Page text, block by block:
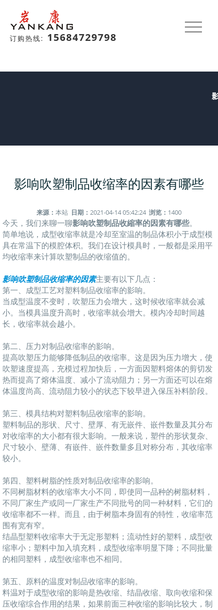
订购热线: 15684729798
影响吹塑制品收缩率的因素有哪些
来源： 本站 日期： 2021-04-14 05:42:24 浏览： 1400
今天，我们来聊一聊影响吹塑制品收縮率的因素有哪些。
简单地说，成型收缩率就是冷却至室温的制品体积小于成型模
具在常温下的模腔体积。我们在设计模具时，一般都是采用平
均收缩率来计算吹塑制品的收缩值的。
影响吹塑制品收缩率的因素主要有以下几点：
第一、成型工艺对塑料制品收缩率的影响。
当成型温度不变时，吹塑压力会增大，这时候收缩率就会减
小。当模具温度升高时，收缩率就会增大。模内冷却时间越
长，收缩率就会越小。
第二、压力对制品收缩率的影响。
提高吹塑压力能够降低制品的收缩率。这是因为压力增大，使
吹塑速度提高，充模过程加快后，一方面因塑料熔体的剪切发
热而提高了熔体温度、减小了流动阻力；另一方面还可以在熔
体温度尚高、流动阻力较小的状态下较早进入保压补料阶段。
第三、模具结构对塑料制品收缩率的影响。
塑料制品的形状、尺寸、壁厚、有无嵌件、嵌件数量及其分布
对收缩率的大小都有很大影响。一般来说，塑件的形状复杂、
尺寸较小、壁薄、有嵌件、嵌件数量多且对称分布，其收缩率
较小。
第四、塑料树脂的性质对制品收缩率的影响。
不同树脂材料的收缩率大小不同，即使同一品种的树脂材料，
不同厂家生产或同一厂家生产不同批号的同一种材料，它们的
收缩率都不一样。而且，由于树脂本身固有的特性，收缩率范
围有宽有窄。
结晶型塑料收缩率大于无定形塑料；流动性好的塑料，成型收
缩率小；塑料中加入填充料，成型收缩率明显下降；不同批量
的相同塑料，成型收缩率也不相同。
第五、原料的温度对制品收缩率的影响。
料温对于成型收缩的影响是热收缩、结晶收缩、取向收缩和保
压收缩综合作用的结果，如果前面三种收缩的影响比较大，制